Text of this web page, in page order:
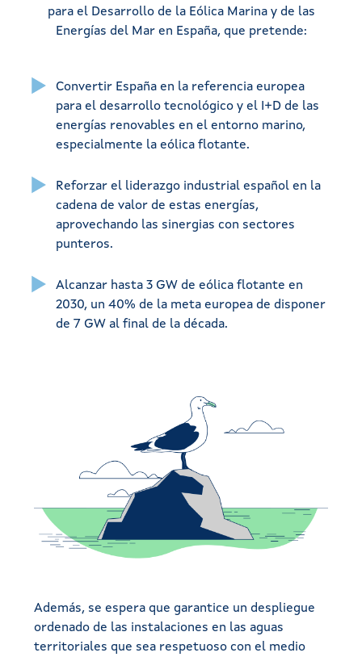
para el Desarrollo de la Eólica Marina y de las
Energías del Mar en España, que pretende:
Convertir España en la referencia europea
para el desarrollo tecnológico y el I+D de las
energías renovables en el entorno marino,
especialmente la eólica flotante.
Reforzar el liderazgo industrial español en la
cadena de valor de estas energías,
aprovechando las sinergias con sectores
punteros.
Alcanzar hasta 3 GW de eólica flotante en
2030, un 40% de la meta europea de disponer
de 7 GW al final de la década.
Además, se espera que garantice un despliegue
ordenado de las instalaciones en las aguas
territoriales que sea respetuoso con el medio